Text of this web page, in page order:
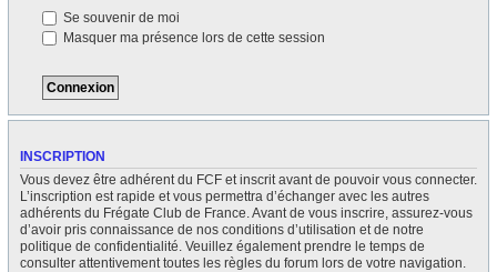
Se souvenir de moi
Masquer ma présence lors de cette session
INSCRIPTION
Vous devez être adhérent du FCF et inscrit avant de pouvoir vous connecter.
L’inscription est rapide et vous permettra d’échanger avec les autres
adhérents du Frégate Club de France. Avant de vous inscrire, assurez-vous
d’avoir pris connaissance de nos conditions d’utilisation et de notre
politique de confidentialité. Veuillez également prendre le temps de
consulter attentivement toutes les règles du forum lors de votre navigation.